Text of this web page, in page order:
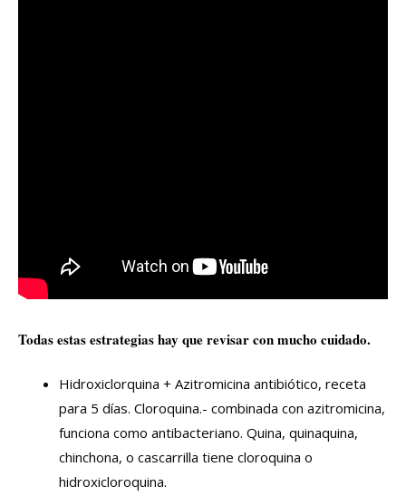
Todas estas estrategias hay que revisar con mucho cuidado.
Hidroxiclorquina + Azitromicina antibiótico, receta
para 5 días. Cloroquina.- combinada con azitromicina,
funciona como antibacteriano. Quina, quinaquina,
chinchona, o cascarrilla tiene cloroquina o
hidroxicloroquina.